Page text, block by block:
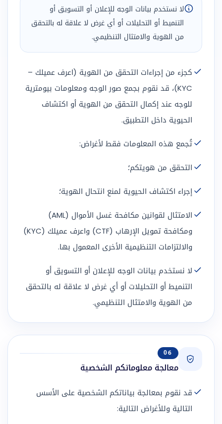
لا نستخدم بيانات الوجه للإعلان أو التسويق أو
التنميط أو التحليلات أو أي غرض لا علاقة له بالتحقق
من الهوية والامتثال التنظيمي.
كجزء من إجراءات التحقق من الهوية (اعرف عميلك –
KYC)، قد نقوم بجمع صور الوجه ومعلومات بيومترية
للوجه عند إكمال التحقق من الهوية أو اكتشاف
الحيوية داخل التطبيق.
تُجمع هذه المعلومات فقط لأغراض:
التحقق من هويتكم؛
إجراء اكتشاف الحيوية لمنع انتحال الهوية؛
الامتثال لقوانين مكافحة غسل الأموال (AML)
ومكافحة تمويل الإرهاب (CTF) واعرف عميلك (KYC)
والالتزامات التنظيمية الأخرى المعمول بها.
لا نستخدم بيانات الوجه للإعلان أو التسويق أو
التنميط أو التحليلات أو أي غرض لا علاقة له بالتحقق
من الهوية والامتثال التنظيمي.
06
معالجة معلوماتكم الشخصية
قد نقوم بمعالجة بياناتكم الشخصية على الأسس
التالية وللأغراض التالية: